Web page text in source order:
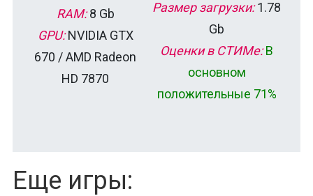
RAM:8 Gb
GPU:NVIDIA GTX
670 / AMD Radeon
HD 7870
Размер загрузки:1.78
Gb
Оценки в СТИМе: В
основном
положительные 71%
Еще игры: